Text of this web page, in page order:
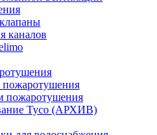
каналов
пожаротушения
пожаротушения
Tyco (АРХИВ)